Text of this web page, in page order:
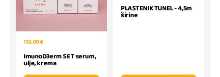
110,00 €
ImunoD3erm SET serum,
ulje, krema
PLASTENIK TUNEL - 4,5m
širine